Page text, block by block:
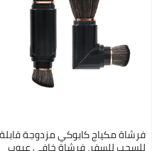
فرشاة مكياج كابوكي مزدوجة قابلة
للسحب للسفر، فرشاة خافي عيوب